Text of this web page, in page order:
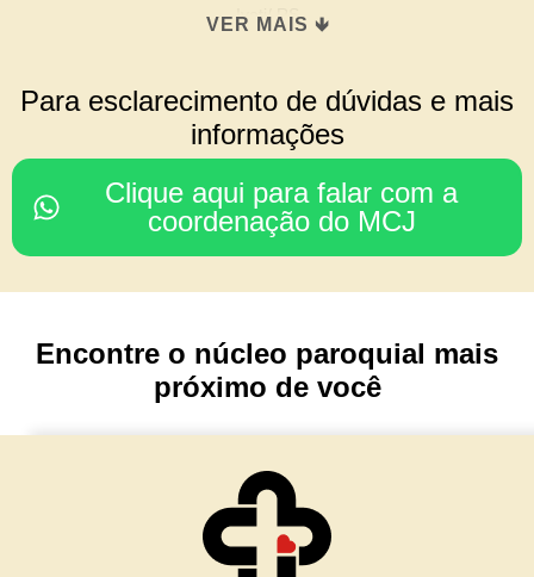
Ivoti/ RS
COORDENAÇÃO DO
CONSELHO REGIONAL
Rodrigo & Simone
(Julia, João Paulo e Mariana)
Nossa Senhora da Glória
TESOURARIA
Núcleo Imaculada Conceição
Morro Reuter/RS
VER MAIS 🡻
Para esclarecimento de dúvidas e mais
informações
Clique aqui para falar com a
coordenação do MCJ
Encontre o núcleo paroquial mais
próximo de você